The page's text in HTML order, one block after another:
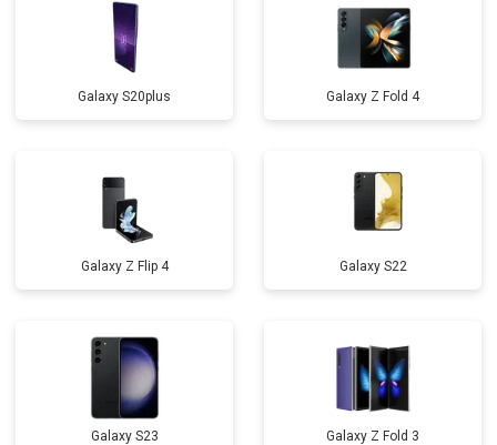
Galaxy S20plus Galaxy Z Fold 4
Galaxy Z Flip 4 Galaxy S22
Galaxy S23 Galaxy Z Fold 3